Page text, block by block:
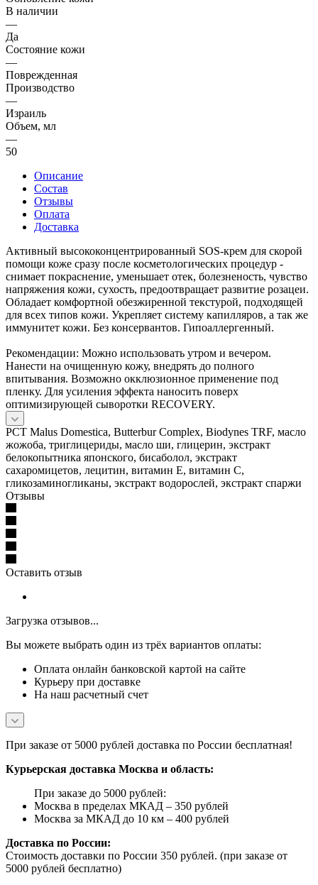
В наличии
—
Да
Состояние кожи
—
Поврежденная
Производство
—
Израиль
Объем, мл
—
50
Описание
Состав
Отзывы
Оплата
Доставка
Активный высококонцентрированный SOS-крем для скорой
помощи коже сразу после косметологических процедур -
снимает покраснение, уменьшает отек, болезненость, чувство
напряжения кожи, сухость, предоотвращает развитие розацеи.
Обладает комфортной обезжиренной текстурой, подходящей
для всех типов кожи. Укрепляет систему капилляров, а так же
иммунитет кожи. Без консервантов. Гипоаллергенный.
Рекомендации: Можно использовать утром и вечером.
Нанести на очищенную кожу, внедрять до полного
впитывания. Возможно окклюзионное применение под
пленку. Для усиления эффекта наносить поверх
оптимизирующей сыворотки RECOVERY.
PCT Malus Domestica, Butterbur Complex, Biodynes TRF, масло
жожоба, триглицериды, масло ши, глицерин, экстракт
белокопытника японского, бисаболол, экстракт
сахаромицетов, лецитин, витамин Е, витамин С,
гликозаминогликаны, экстракт водорослей, экстракт спаржи
Отзывы
Оставить отзыв
Загрузка отзывов...
Вы можете выбрать один из трёх вариантов оплаты:
Оплата онлайн банковской картой на сайте
Курьеру при доставке
На наш расчетный счет
При заказе от 5000 рублей доставка по России бесплатная!
Курьерская доставка Москва и область:
При заказе до 5000 рублей:
Москва в пределах МКАД – 350 рублей
Москва за МКАД до 10 км – 400 рублей
Доставка по России:
Стоимость доставки по России 350 рублей. (при заказе от
5000 рублей бесплатно)